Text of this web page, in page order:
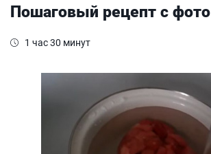
Пошаговый рецепт с фото
1 час 30 минут